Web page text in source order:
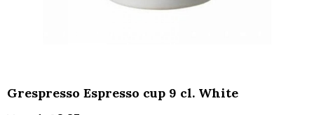
Grespresso Espresso cup 9 cl. White